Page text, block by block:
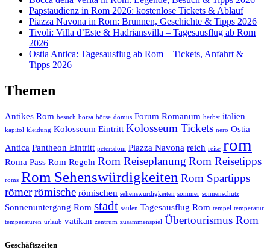
Papstaudienz in Rom 2026: kostenlose Tickets & Ablauf
Piazza Navona in Rom: Brunnen, Geschichte & Tipps 2026
Tivoli: Villa d’Este & Hadriansvilla – Tagesausflug ab Rom
2026
Ostia Antica: Tagesausflug ab Rom – Tickets, Anfahrt &
Tipps 2026
Themen
Antikes Rom besuch borsa börse domus Forum Romanum herbst italien
kapitol kleidung Kolosseum Eintritt Kolosseum Tickets nero Ostia
Antica Pantheon Eintritt petersdom Piazza Navona reich reise rom
Roma Pass Rom Regeln Rom Reiseplanung Rom Reisetipps
roms Rom Sehenswürdigkeiten Rom Spartipps
römerrömische römischen sehenswürdigkeiten sommer sonnenschutz
Sonnenuntergang Rom stadt säulen Tagesausflug Rom tempel temperatur
temperaturen urlaub vatikan zentrum zusammenspiel Übertourismus Rom
Geschäftszeiten